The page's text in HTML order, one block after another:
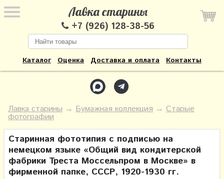
Лавка старины
+7 (926) 128-38-56
Каталог Оценка Доставка и оплата Контакты
Лавка старины → Бумажная коллекция → Старые
фотографии
Старинная фототипия с подписью на
немецком языке «Общий вид кондитерской
фабрики Треста Моссельпром в Москве» в
фирменной папке, СССР, 1920-1930 гг.